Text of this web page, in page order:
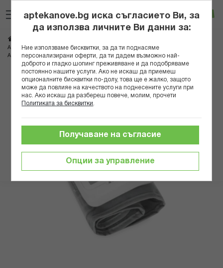
към
съдържанието
Вход
Апарати за кръвно
АПАРАТ ЗА КРЪВНО МИКРОЛАЙФ BP W1 БЕЙСИК ЗА КИТКА *
Преминете
края
галерията
изображенията
aptekanove.bg иска съгласието Ви, за
да използва личните Ви данни за:
Ние използваме бисквитки, за да ти поднасяме
персонализирани оферти, да ти дадем възможно най-
доброто и гладко шопинг преживяване и да подобряваме
постоянно нашите услуги. Ако не искаш да приемеш
опционалните бисквитки по-долу, това ще е жалко, защото
може да повлияе на качеството на поднесените услуги при
нас. Ако искаш да разбереш повече, молим, прочети
Политиката за бисквитки
Опции за управление
Получаване на съгласие